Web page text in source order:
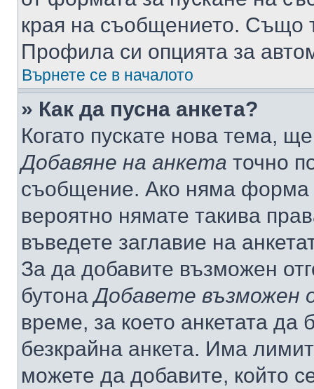
края на съобщението. Също
Профила си опцията за
Върнете се в началото
» Как да пусна анкета?
Когато пускате нова тема,
Добавяне на анкета точно
съобщение. Ако няма форма
вероятно нямате такива
въведете заглавие на
За да добавите възможен
бутонаДобавете възможен
време, за което анкетата да
безкрайна анкета. Има
можете да добавите, който